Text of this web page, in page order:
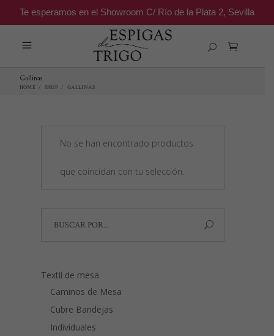
Te esperamos en el Showroom C/ Río de la Plata 2, Sevilla
Gallinas
HOME / SHOP / GALLINAS
No se han encontrado productos
que coincidan con tu selección.
Textil de mesa
Caminos de Mesa
Cubre Bandejas
Individuales